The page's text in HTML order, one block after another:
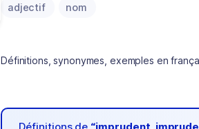
adjectif nom
Définitions, synonymes, exemples en